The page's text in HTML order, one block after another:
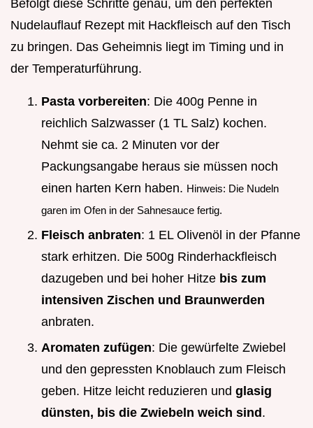
Befolgt diese Schritte genau, um den perfekten
Nudelauflauf Rezept mit Hackfleisch auf den Tisch
zu bringen. Das Geheimnis liegt im Timing und in
der Temperaturführung.
Pasta vorbereiten: Die 400g Penne in
reichlich Salzwasser (1 TL Salz) kochen.
Nehmt sie ca. 2 Minuten vor der
Packungsangabe heraus sie müssen noch
einen harten Kern haben. Hinweis: Die Nudeln
garen im Ofen in der Sahnesauce fertig.
Fleisch anbraten: 1 EL Olivenöl in der Pfanne
stark erhitzen. Die 500g Rinderhackfleisch
dazugeben und bei hoher Hitze bis zum
intensiven Zischen und Braunwerden
anbraten.
Aromaten zufügen: Die gewürfelte Zwiebel
und den gepressten Knoblauch zum Fleisch
geben. Hitze leicht reduzieren und glasig
dünsten, bis die Zwiebeln weich sind .